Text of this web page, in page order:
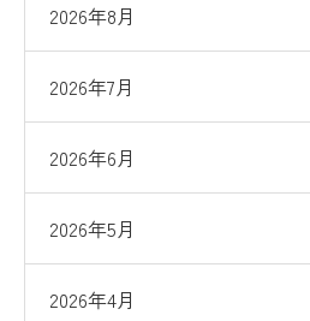
2026年8月
2026年7月
2026年6月
2026年5月
2026年4月